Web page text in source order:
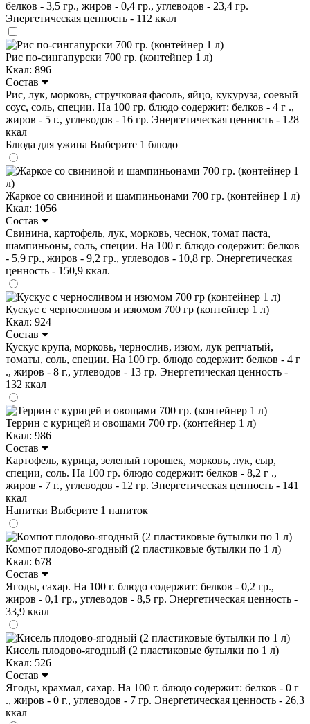
белков - 3,5 гр., жиров - 0,4 гр., углеводов - 23,4 гр.
Энергетическая ценность - 112 ккал
Рис по-сингапурски 700 гр. (контейнер 1 л)
Ккал: 896
Состав
Рис, лук, морковь, стручковая фасоль, яйцо, кукуруза, соевый
соус, соль, специи. На 100 гр. блюдо содержит: белков - 4 г .,
жиров - 5 г., углеводов - 16 гр. Энергетическая ценность - 128
ккал
Блюда для ужина Выберите 1 блюдо
Жаркое со свининой и шампиньонами 700 гр. (контейнер 1 л)
Ккал: 1056
Состав
Свинина, картофель, лук, морковь, чеснок, томат паста,
шампиньоны, соль, специи. На 100 г. блюдо содержит: белков
- 5,9 гр., жиров - 9,2 гр., углеводов - 10,8 гр. Энергетическая
ценность - 150,9 ккал.
Кускус с черносливом и изюмом 700 гр (контейнер 1 л)
Ккал: 924
Состав
Кускус крупа, морковь, чернослив, изюм, лук репчатый,
томаты, соль, специи. На 100 гр. блюдо содержит: белков - 4 г
., жиров - 8 г., углеводов - 13 гр. Энергетическая ценность -
132 ккал
Террин с курицей и овощами 700 гр. (контейнер 1 л)
Ккал: 986
Состав
Картофель, курица, зеленый горошек, морковь, лук, сыр,
специи, соль. На 100 гр. блюдо содержит: белков - 8,2 г .,
жиров - 7 г., углеводов - 12 гр. Энергетическая ценность - 141
ккал
Напитки Выберите 1 напиток
Компот плодово-ягодный (2 пластиковые бутылки по 1 л)
Ккал: 678
Состав
Ягоды, сахар. На 100 г. блюдо содержит: белков - 0,2 гр.,
жиров - 0,1 гр., углеводов - 8,5 гр. Энергетическая ценность -
33,9 ккал
Кисель плодово-ягодный (2 пластиковые бутылки по 1 л)
Ккал: 526
Состав
Ягоды, крахмал, сахар. На 100 г. блюдо содержит: белков - 0 г
., жиров - 0 г., углеводов - 7 гр. Энергетическая ценность - 26,3
ккал